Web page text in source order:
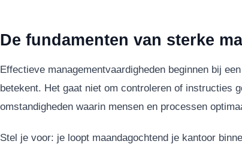
De fundamenten van sterke
Effectieve managementvaardigheden beginnen bij
betekent. Het gaat niet om controleren of instructies
omstandigheden waarin mensen en processen
Stel je voor: je loopt maandagochtend je kantoor